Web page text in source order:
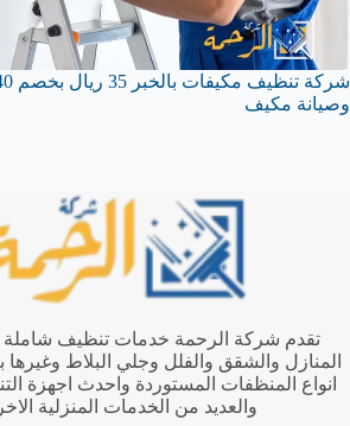
وصيانة مكيف
تقدم شركة الرحمة خدمات تنظيف
المنازل والشقق والفلل وجلي البلاط وغيرها
انواع المنظفات المستوردة واحدث اجهزة
والعديد من الخدمات المنزلية